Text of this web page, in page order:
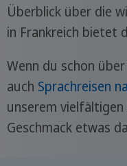
Überblick über die
in Frankreich bietet
Wenn du schon
auch Sprachreisen
unserem
Geschmack etwas